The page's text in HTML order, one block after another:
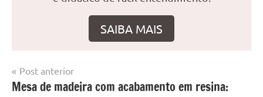
SAIBA MAIS
Marcado
com
Mesa
resinada
Navegação
de
Post anterior
Mesa de madeira com acabamento em resina: